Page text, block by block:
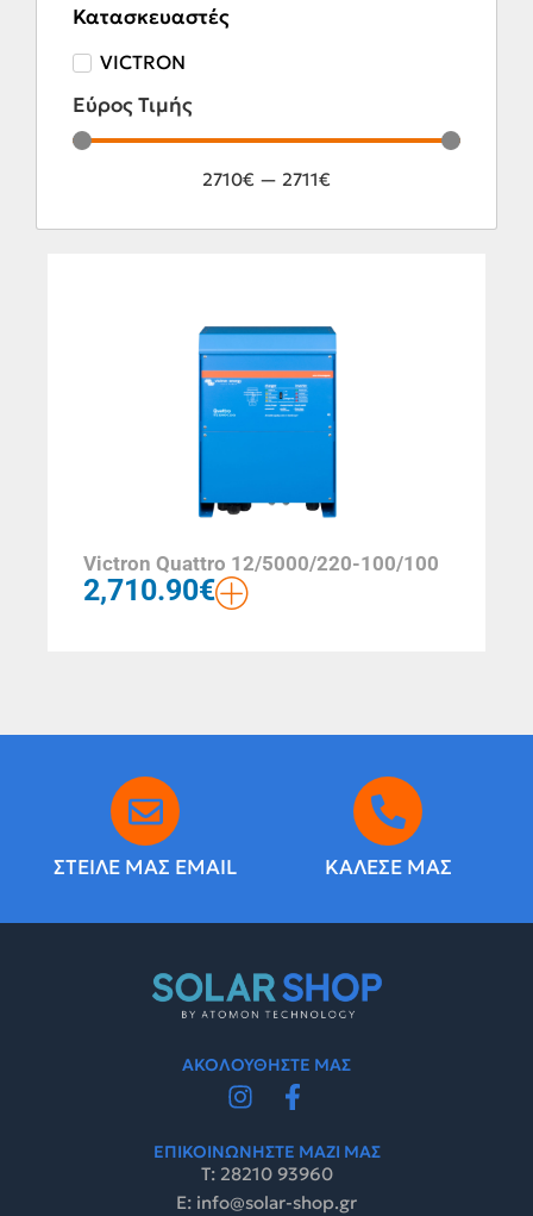
Κατασκευαστές
VICTRON
Εύρος Τιμής
2710€ — 2711€
Victron Quattro 12/5000/220-100/100
2,710.90€
ΣΤΕΙΛΕ ΜΑΣ EMAIL ΚΑΛΕΣΕ ΜΑΣ
ΑΚΟΛΟΥΘΗΣΤΕ ΜΑΣ
ΕΠΙΚΟΙΝΩΝΗΣΤΕ ΜΑΖΙ ΜΑΣ
Τ: 28210 93960
E: info@solar-shop.gr